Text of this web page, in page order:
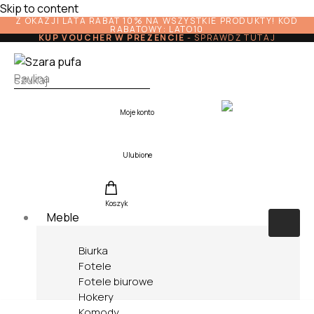
Skip to content
Z OKAZJI LATA RABAT 10% NA WSZYSTKIE PRODUKTY! KOD
RABATOWY: LATO10
KUP VOUCHER W PREZENCIE-SPRAWDŹ TUTAJ
Moje konto
Ulubione
Koszyk
Meble
Biurka
Fotele
Fotele biurowe
Hokery